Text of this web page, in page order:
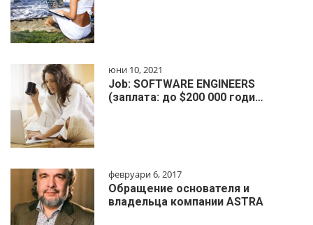
юни 10, 2021
Job: SOFTWARE ENGINEERS
(заплата: до $200 000 годи…
февруари 6, 2017
Обращение основателя и
владельца компании ASTRA